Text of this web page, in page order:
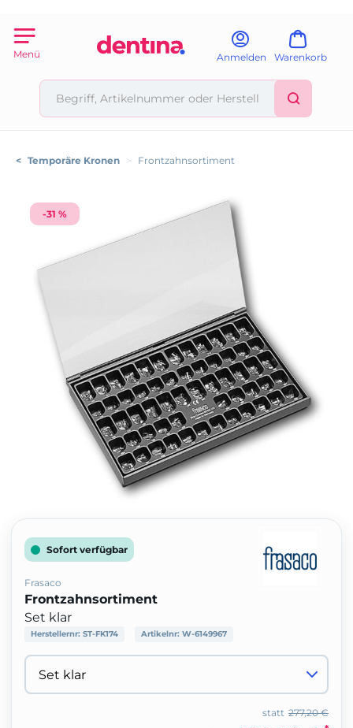
Menü Anmelden Warenkorb
< Temporäre Kronen > Frontzahnsortiment
-31 %
Sofort verfügbar
Frasaco
Frontzahnsortiment
Set klar
Herstellernr: ST-FK174 Artikelnr: W-6149967
277,20 €
statt